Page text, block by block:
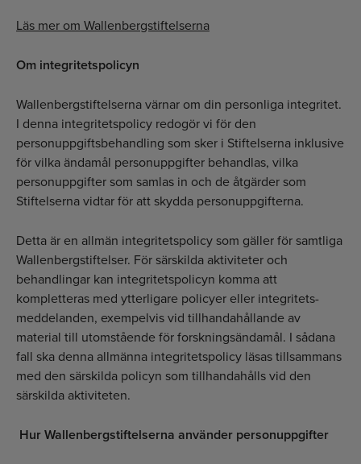
Läs mer om Wallenbergstiftelserna
Om integritetspolicyn
Wallenbergstiftelserna värnar om din personliga integritet.
I denna integritets­policy redogör vi för den
personuppgiftsbehandling som sker i Stiftelserna inklusive
för vilka ändamål personuppgifter behandlas, vilka
personuppgifter som samlas in och de åtgärder som
Stiftelserna vidtar för att skydda personuppgifterna.
Detta är en allmän integritetspolicy som gäller för samtliga
Wallenberg­stiftelser. För särskilda aktiviteter och
behandlingar kan integritets­policyn komma att
kompletteras med ytterligare policyer eller integritets­
meddelanden, exempelvis vid tillhandahållande av
material till utomstående för forskningsändamål. I sådana
fall ska denna allmänna integritetspolicy läsas tillsammans
med den särskilda policyn som tillhandahålls vid den
särskilda aktiviteten.
Hur Wallenbergstiftelserna använder personuppgifter